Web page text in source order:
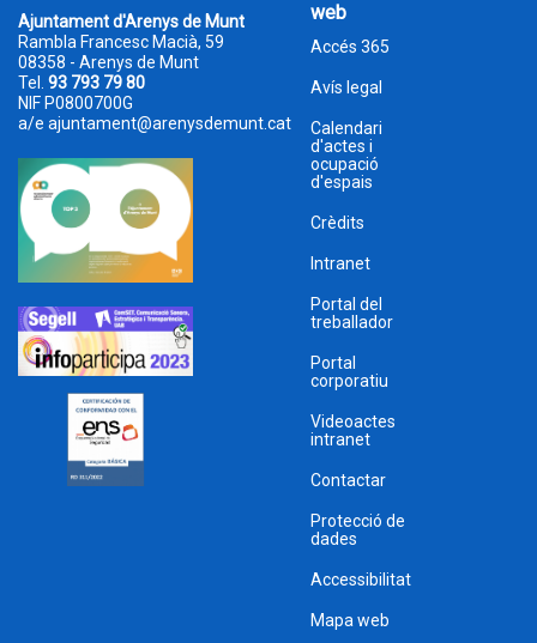
Ajuntament d'Arenys de Munt
Rambla Francesc Macià, 59
08358 - Arenys de Munt
Tel. 93 793 79 80
NIF P0800700G
a/e ajuntament@arenysdemunt.cat
web
Accés 365
Avís legal
Calendari
d'actes i
ocupació
d'espais
Crèdits
Intranet
Portal del
treballador
Portal
corporatiu
Videoactes
intranet
Contactar
Protecció de
dades
Accessibilitat
Mapa web